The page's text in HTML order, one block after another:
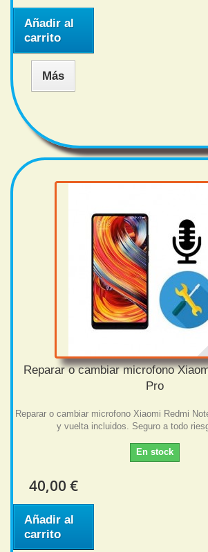
Añadir al
carrito
Más
Reparar o cambiar microfono
Pro
Reparar o cambiar microfono Xiaomi Redmi
y vuelta incluidos. Seguro a todo
En stock
40,00 €
Añadir al
carrito